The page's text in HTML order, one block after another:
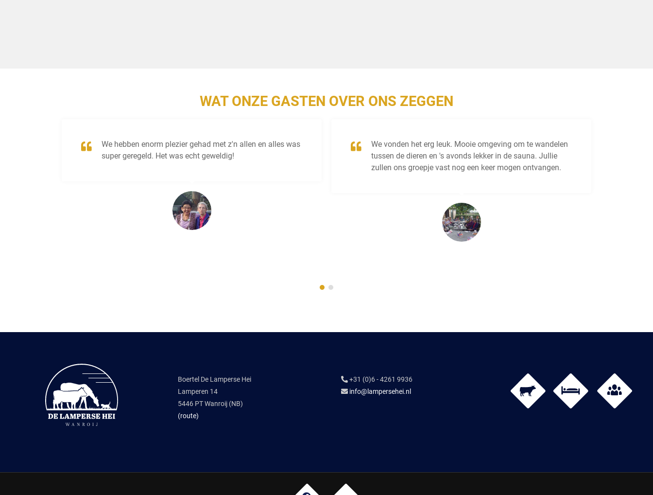
WAT ONZE GASTEN OVER ONS ZEGGEN
We hebben enorm plezier gehad met z'n allen en alles was
super geregeld. Het was echt geweldig!
We vonden het erg leuk. Mooie omgeving om te wandelen
tussen de dieren en 's avonds lekker in de sauna. Jullie
zullen ons groepje vast nog een keer mogen ontvangen.
Boertel De Lamperse Hei
Lamperen 14
5446 PT Wanroij (NB)
(route)
+31 (0)6 - 4261 9936
info@lampersehei.nl